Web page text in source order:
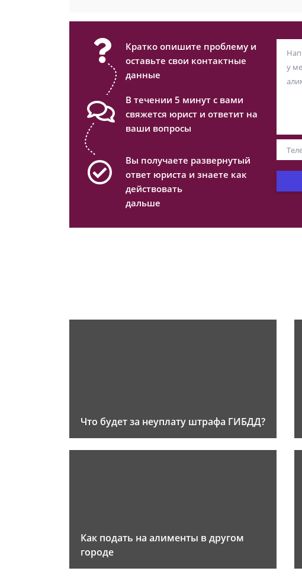
Кратко опишите проблему и
оставьте свои контактные
данные
В течении 5 минут с вами
свяжется юрист и ответит на
ваши вопросы
Вы получаете развернутый
ответ юриста и знаете как
действовать
дальше
Что будет за неуплату штрафа ГИБДД?
Как подать на алименты в другом
городе